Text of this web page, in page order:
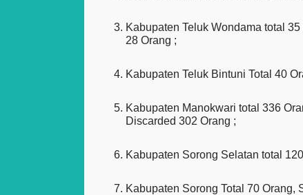
Kabupaten Teluk Wondama total
28 Orang ;
Kabupaten Teluk Bintuni Total 40
Kabupaten Manokwari total 336
Discarded 302 Orang ;
Kabupaten Sorong Selatan total
Kabupaten Sorong Total 70